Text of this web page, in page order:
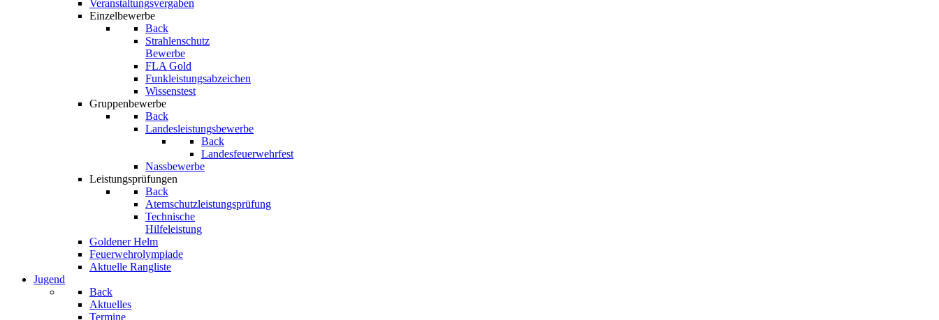
Veranstaltungsvergaben
Einzelbewerbe
Back
Strahlenschutz
Bewerbe
FLA Gold
Funkleistungsabzeichen
Wissenstest
Gruppenbewerbe
Back
Landesleistungsbewerbe
Back
Landesfeuerwehrfest
Nassbewerbe
Leistungsprüfungen
Back
Atemschutzleistungsprüfung
Technische
Hilfeleistung
Goldener Helm
Feuerwehrolympiade
Aktuelle Rangliste
Jugend
Back
Aktuelles
Termine